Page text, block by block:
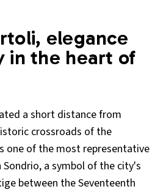
elegance
in the heart of
a short distance from
crossroads of the
one of the most representative
a symbol of the city's
between the Seventeenth